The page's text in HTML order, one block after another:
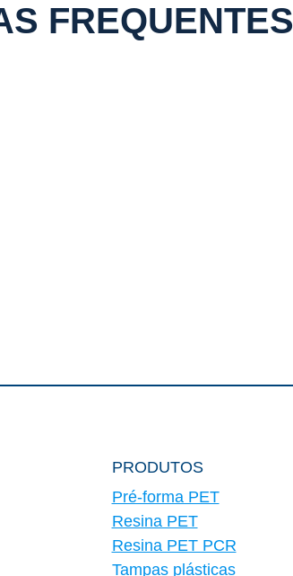
FREQUENTES
PRODUTOS
Pré-forma PET
Resina PET
Resina PET PCR
Tampas plásticas